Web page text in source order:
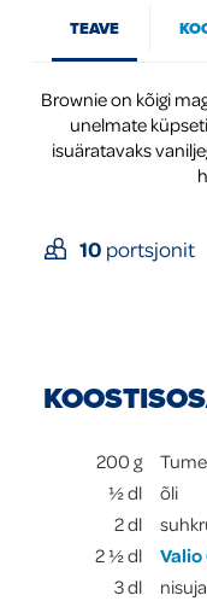
Global
TEAVE
Brownie on kõigi
unelmate
isuäratavaks
10 portsjonit
200 g
½dl
õli
2dl
2 ½dl
3dl